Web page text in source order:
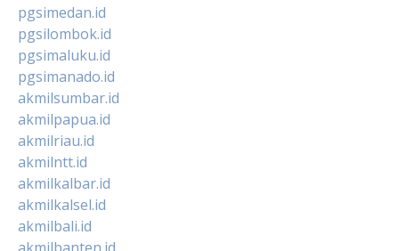
pgsimedan.id
pgsilombok.id
pgsimaluku.id
pgsimanado.id
akmilsumbar.id
akmilpapua.id
akmilriau.id
akmilntt.id
akmilkalbar.id
akmilkalsel.id
akmilbali.id
akmilbanten.id